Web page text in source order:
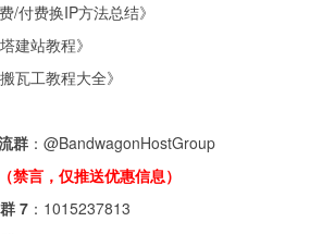
/付费换IP方法总结》
建站教程》
搬瓦工教程大全》
群 ： @BandwagonHostGroup
禁言，仅推送优惠信息）
7 ： 1015237813